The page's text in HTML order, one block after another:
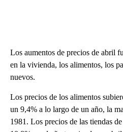
Los aumentos de precios de abril
en la vivienda, los alimentos, los
nuevos.
Los precios de los alimentos
un 9,4% a lo largo de un año, la
1981. Los precios de las tiendas